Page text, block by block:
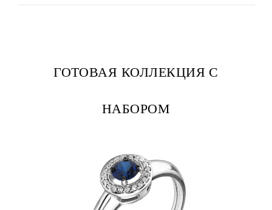
ГОТОВАЯ КОЛЛЕКЦИЯ С
НАБОРОМ